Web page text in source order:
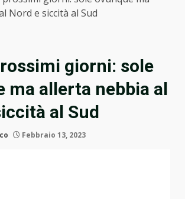
Nord e siccità al Sud
giorni: sole
ma allerta nebbia al
al Sud
Febbraio 13, 2023